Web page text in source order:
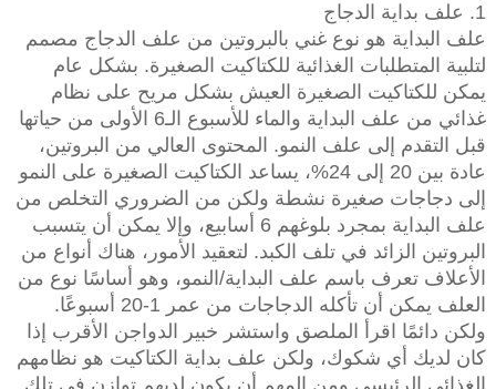
1. علف بداية الدجاج
علف البداية هو نوع غني بالبروتين من علف الدجاج مصمم
لتلبية المتطلبات الغذائية للكتاكيت الصغيرة. بشكل عام
يمكن للكتاكيت الصغيرة العيش بشكل مريح على نظام
غذائي من علف البداية والماء للأسبوع الـ6 الأولى من حياتها
قبل التقدم إلى علف النمو. المحتوى العالي من البروتين،
عادة بين 20 إلى 24%، يساعد الكتاكيت الصغيرة على النمو
إلى دجاجات صغيرة نشطة ولكن من الضروري التخلص من
علف البداية بمجرد بلوغهم 6 أسابيع، وإلا يمكن أن يتسبب
البروتين الزائد في تلف الكبد. لتعقيد الأمور، هناك أنواع من
الأعلاف تعرف باسم علف البداية/النمو، وهو أساسًا نوع من
العلف يمكن أن تأكله الدجاجات من عمر 1-20 أسبوعًا.
ولكن دائمًا اقرأ الملصق واستشر خبير الدواجن الأقرب إذا
كان لديك أي شكوك، ولكن علف بداية الكتاكيت هو نظامهم